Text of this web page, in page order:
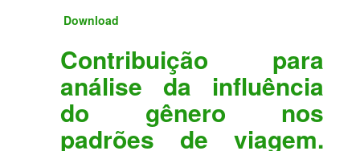
Download
Contribuição para
análise da influência
do gênero nos
padrões de viagem.